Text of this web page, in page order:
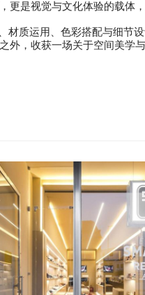
是视觉与文化体验的载体
材质运用、色彩搭配与细节
外，收获一场关于空间美学